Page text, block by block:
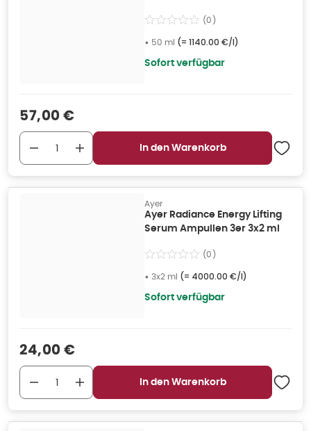
(0)
• 50 ml (= 1140.00 €/l)
Sofort verfügbar
Verkaufspreis
57,00 €
In den Warenkorb
Ayer
Ayer Radiance Energy Lifting
Serum Ampullen 3er 3x2 ml
(0)
• 3x2 ml (= 4000.00 €/l)
Sofort verfügbar
Verkaufspreis
24,00 €
In den Warenkorb